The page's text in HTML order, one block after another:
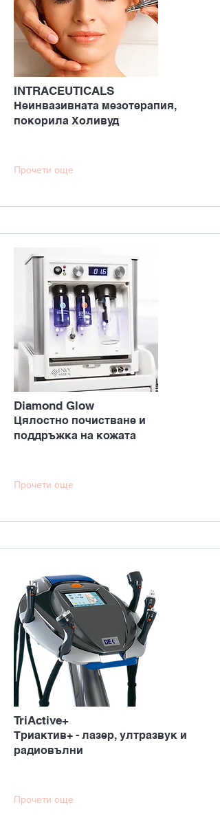
INTRACEUTICALS
Неинвазивната мезотерапия,
покорила Холивуд
Прочети още
Diamond Glow
Цялостно почистване и
поддръжка на кожата
Прочети още
TriActive+
Триактив+ - лазер, ултразвук и
радиовълни
Прочети още